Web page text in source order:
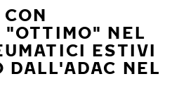
"OTTIMO" NEL
ESTIVI
DALL'ADAC NEL